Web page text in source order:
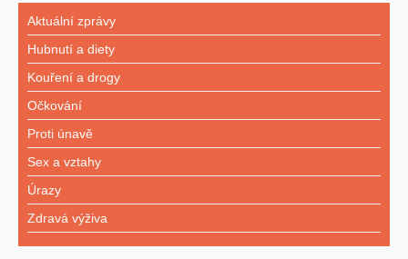
Aktuální zprávy
Hubnutí a diety
Kouření a drogy
Očkování
Proti únavě
Sex a vztahy
Úrazy
Zdravá výživa